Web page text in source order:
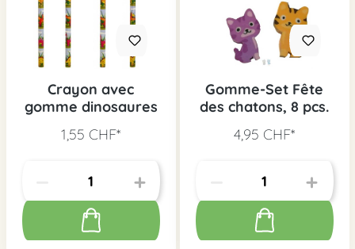
Crayon avec
gomme dinosaures
1,55 CHF*
Gomme-Set Fête
des chatons, 8 pcs.
4,95 CHF*